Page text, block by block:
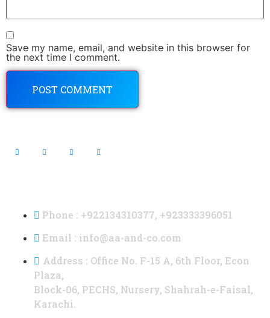
Save my name, email, and website in this browser for
the next time I comment.
Phone : +922134310377, +923333396051
Email : info@aa-and-co.com
Address : Office No. F-15 A, 6th Floor, Econ
Plaza,
Block-06, PECHS, Nursery, Shahrah-e-Faisal,
Karachi.